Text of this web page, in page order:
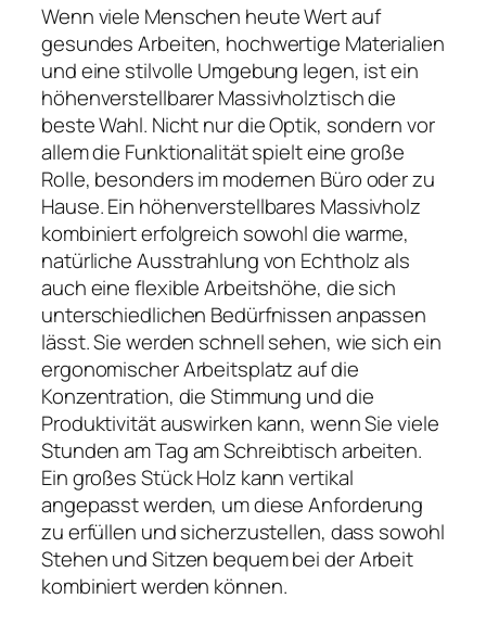
Wenn viele Menschen heute Wert auf
gesundes Arbeiten, hochwertige Materialien
und eine stilvolle Umgebung legen, ist ein
höhenverstellbarer Massivholztisch die
beste Wahl. Nicht nur die Optik, sondern vor
allem die Funktionalität spielt eine große
Rolle, besonders im modernen Büro oder zu
Hause. Ein höhenverstellbares Massivholz
kombiniert erfolgreich sowohl die warme,
natürliche Ausstrahlung von Echtholz als
auch eine flexible Arbeitshöhe, die sich
unterschiedlichen Bedürfnissen anpassen
lässt. Sie werden schnell sehen, wie sich ein
ergonomischer Arbeitsplatz auf die
Konzentration, die Stimmung und die
Produktivität auswirken kann, wenn Sie viele
Stunden am Tag am Schreibtisch arbeiten.
Ein großes Stück Holz kann vertikal
angepasst werden, um diese Anforderung
zu erfüllen und sicherzustellen, dass sowohl
Stehen und Sitzen bequem bei der Arbeit
kombiniert werden können.